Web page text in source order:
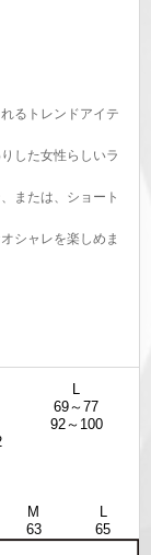
るトレンドアイテ
した女性らしいラ
または、ショート
シャレを楽しめま
L
69～77
92～100
M
L
63 65